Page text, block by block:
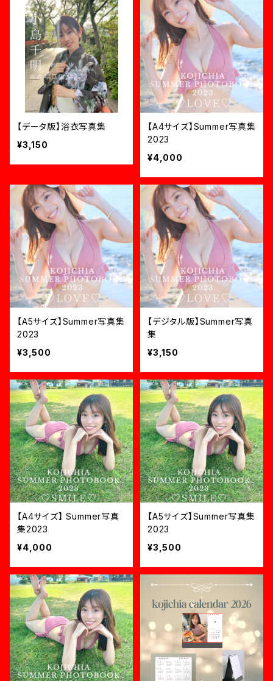
【データ版】浴衣写真集
¥3,150
【A4サイズ】Summer写真集
2023
¥4,000
【A5サイズ】Summer写真集
2023
¥3,500
【デジタル版】Summer写真
集
¥3,150
【A4サイズ】 Summer写真
集2023
¥4,000
【A5サイズ】Summer写真集
2023
¥3,500